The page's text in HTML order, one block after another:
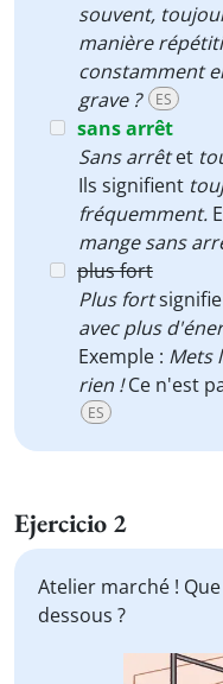
souvent,
manière
constamment
grave ?
ES
sans arrêt
Sans arrêtet
Ils signifient
fréquemment.
mange sans
plus fort
Plus fortsignifie
avec plus
Exemple : Mets
rien !Ce n'est
ES
Ejercicio 2
Atelier marché !
dessous ?